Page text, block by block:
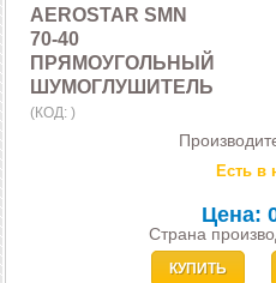
AEROSTAR SMN
70-40
ПРЯМОУГОЛЬНЫЙ
ШУМОГЛУШИТЕЛЬ
(КОД: )
Есть в
Цена:
Страна
КУПИТЬ